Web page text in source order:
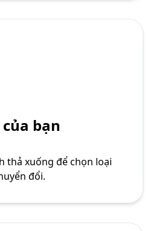
bạn
thả xuống để chọn loại
đổi.